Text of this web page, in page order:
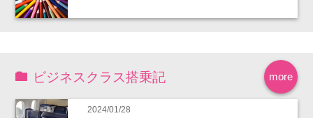
more
ビジネスクラス搭乗記
2024/01/28